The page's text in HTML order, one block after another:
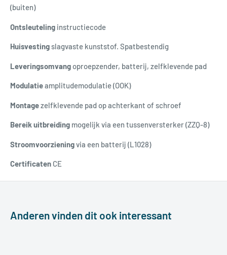
(buiten)
Ontsleuteling instructiecode
Huisvestingslagvaste kunststof. Spatbestendig
Leveringsomvangoproepzender, batterij, zelfklevende pad
Modulatieamplitudemodulatie (OOK)
Montagezelfklevende pad op achterkant of schroef
Bereik uitbreiding mogelijk via een tussenversterker (ZZQ-8)
Stroomvoorzieningvia een batterij (L1028)
Certificaten CE
Anderen vinden dit ook interessant